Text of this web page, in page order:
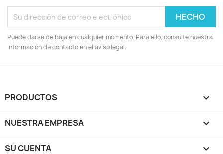
Puede darse de baja en cualquier momento. Para ello, consulte nuestra
información de contacto en el aviso legal.
PRODUCTOS 
NUESTRA EMPRESA 
SU CUENTA 